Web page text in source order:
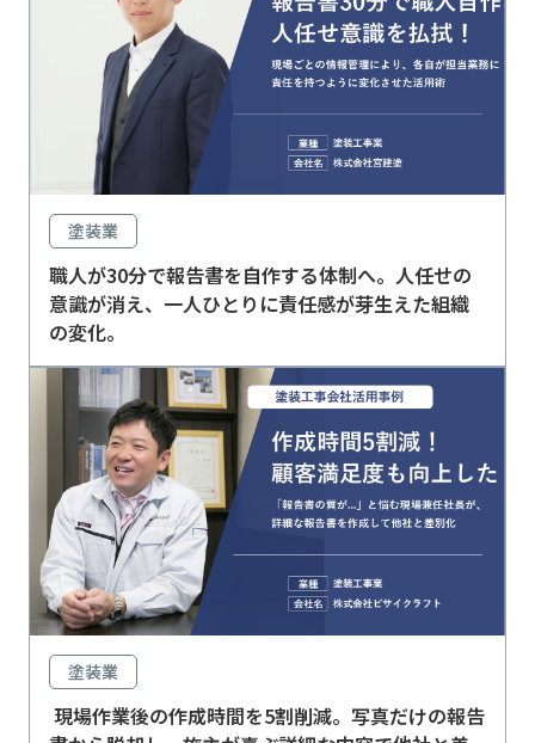
塗装業
職人が30分で報告書を自作する体制へ。人任せの
意識が消え、一人ひとりに責任感が芽生えた組織
の変化。
塗装業
現場作業後の作成時間を5割削減。写真だけの報告